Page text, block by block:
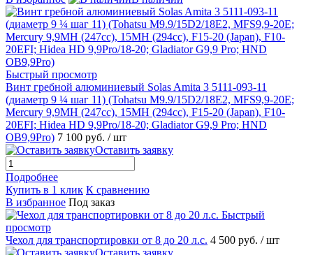
Быстрый просмотр
Винт гребной алюминиевый Solas Amita 3 5111-093-11
(диаметр 9 ¼ шаг 11) (Tohatsu M9.9/15D2/18E2, MFS9,9-20E;
Mercury 9,9MH (247cc), 15MH (294cc), F15-20 (Japan), F10-
20EFI; Hidea HD 9,9Pro/18-20; Gladiator G9,9 Pro; HND
OB9,9Pro) 7 100 руб. / шт
Оставить заявку
Подробнее
Купить в 1 клик К сравнению
В избранное Под заказ
Быстрый
просмотр
Чехол для транспортировки от 8 до 20 л.с. 4 500 руб. / шт